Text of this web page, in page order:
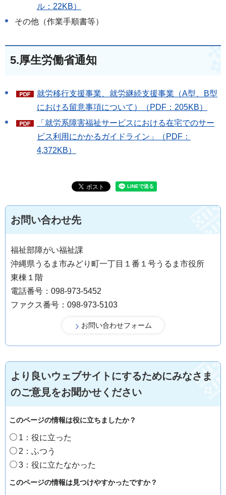
ル：22KB）
その他（作業手順書等）
5.厚生労働省通知
就労移行支援事業、就労継続支援事業（A型、B型
における留意事項について）（PDF：205KB）
「就労系障害福祉サービスにおける在宅でのサー
ビス利用にかかるガイドライン」（PDF：
4,372KB）
お問い合わせ先
福祉部障がい福祉課
沖縄県うるま市みどり町一丁目１番１号うるま市役所
東棟１階
電話番号：098-973-5452
ファクス番号：098-973-5103
より良いウェブサイトにするためにみなさま
のご意見をお聞かせください
このページの情報は役に立ちましたか？
1：役に立った
2：ふつう
3：役に立たなかった
このページの情報は見つけやすかったですか？